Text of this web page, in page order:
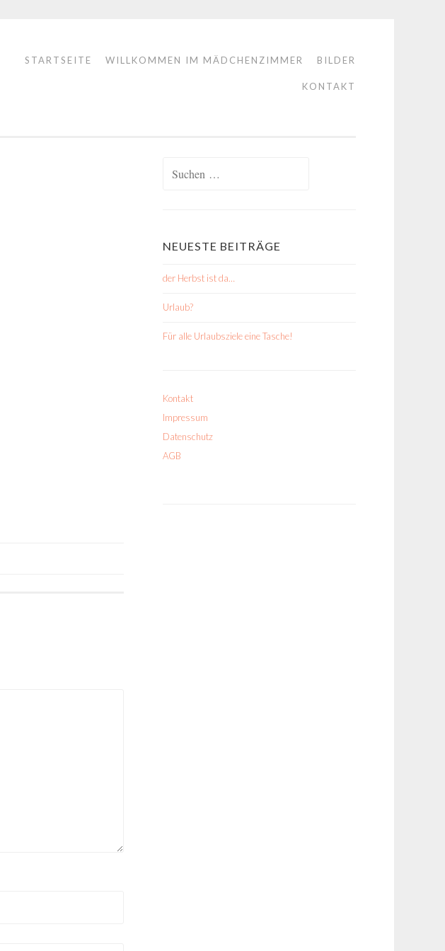
STARTSEITE WILLKOMMEN IM MÄDCHENZIMMER BILDER
KONTAKT
NEUESTE BEITRÄGE
der Herbst ist da…
Urlaub?
Für alle Urlaubsziele eine Tasche!
Kontakt
Impressum
Datenschutz
AGB